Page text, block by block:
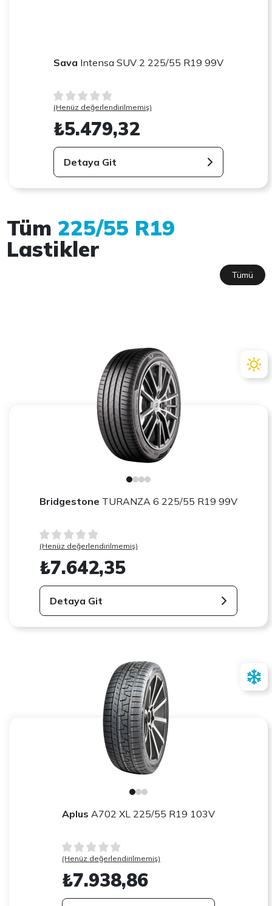
Sava Intensa SUV 2 225/55 R19 99V
(Henüz değerlendirilmemiş)
₺5.479,32
Detaya Git
Tüm 225/55 R19
Lastikler
Tümü
Bridgestone TURANZA 6 225/55 R19 99V
(Henüz değerlendirilmemiş)
₺7.642,35
Detaya Git
Aplus A702 XL 225/55 R19 103V
(Henüz değerlendirilmemiş)
₺7.938,86